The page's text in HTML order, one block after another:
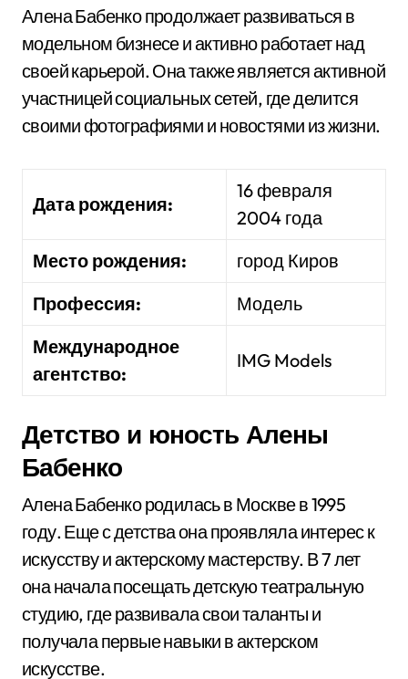
Алена Бабенко продолжает развиваться в
модельном бизнесе и активно работает над
своей карьерой. Она также является активной
участницей социальных сетей, где делится
своими фотографиями и новостями из жизни.
Дата рождения:
16 февраля
2004 года
Место рождения:
город Киров
Профессия:
Модель
Международное
агентство:
IMG Models
Детство и юность Алены
Бабенко
Алена Бабенко родилась в Москве в 1995
году. Еще с детства она проявляла интерес к
искусству и актерскому мастерству. В 7 лет
она начала посещать детскую театральную
студию, где развивала свои таланты и
получала первые навыки в актерском
искусстве.